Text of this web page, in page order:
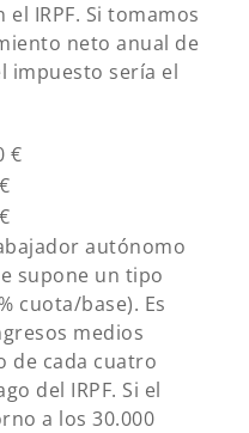
IRPF. Si tomamos
neto anual de
impuesto sería el
€
autónomo
supone un tipo
cuota/base). Es
medios
de cada cuatro
del IRPF. Si el
a los 30.000